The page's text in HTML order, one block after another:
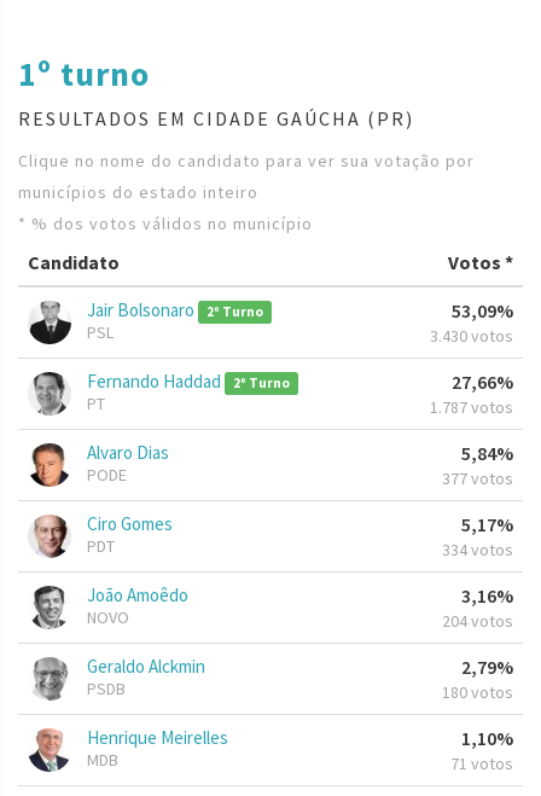
1º turno
RESULTADOS EM CIDADE GAÚCHA (PR)
Clique no nome do candidato para ver sua votação por
municípios do estado inteiro
* % dos votos válidos no município
Candidato Votos *
Jair Bolsonaro 2º Turno
PSL
53,09%
3.430 votos
Fernando Haddad 2º Turno
PT
27,66%
1.787 votos
Alvaro Dias
PODE
5,84%
377 votos
Ciro Gomes
PDT
5,17%
334 votos
João Amoêdo
NOVO
3,16%
204 votos
Geraldo Alckmin
PSDB
2,79%
180 votos
Henrique Meirelles
MDB
1,10%
71 votos